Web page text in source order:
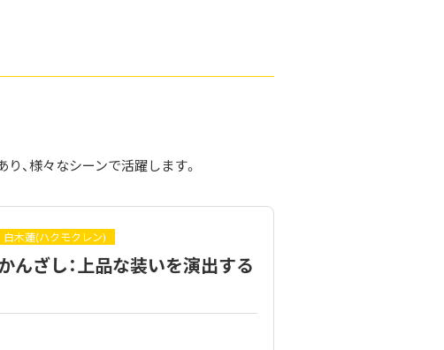
、様々なシーンで活躍します。
白木蓮(ハクモクレン)
ざし：上品な装いを演出する